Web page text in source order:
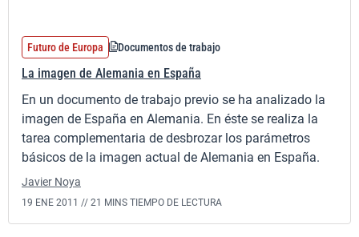
Futuro de Europa Documentos de trabajo
La imagen de Alemania en España
En un documento de trabajo previo se ha analizado la
imagen de España en Alemania. En éste se realiza la
tarea complementaria de desbrozar los parámetros
básicos de la imagen actual de Alemania en España.
Javier Noya
19 ENE 2011 // 21 MINS TIEMPO DE LECTURA